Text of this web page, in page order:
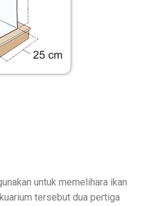
untuk memelihara ikan
tersebut dua pertiga